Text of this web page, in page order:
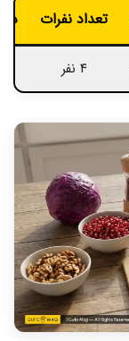
تعداد نفرات
۴ نفر